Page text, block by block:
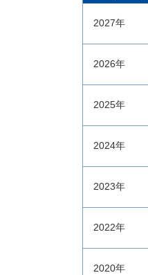
2027年
2026年
2025年
2024年
2023年
2022年
2020年